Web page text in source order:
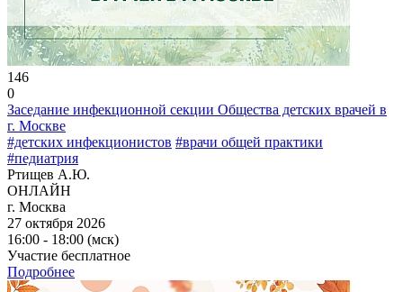
146
0
Заседание инфекционной секции Общества детских врачей в
г. Москве
#детских инфекционистов #врачи общей практики
#педиатрия
Ртищев А.Ю.
ОНЛАЙН
г. Москва
27 октября 2026
16:00 - 18:00 (мск)
Участие бесплатное
Подробнее